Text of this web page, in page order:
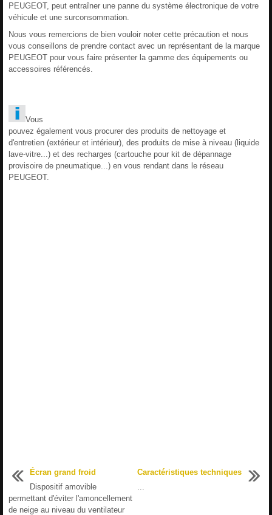
PEUGEOT, peut entraîner une panne du système électronique de votre
véhicule et une surconsommation.
Nous vous remercions de bien vouloir noter cette précaution et nous
vous conseillons de prendre contact avec un représentant de la marque
PEUGEOT pour vous faire présenter la gamme des équipements ou
accessoires référencés.
Vous
pouvez également vous procurer des produits de nettoyage et
d'entretien (extérieur et intérieur), des produits de mise à niveau (liquide
lave-vitre...) et des recharges (cartouche pour kit de dépannage
provisoire de pneumatique...) en vous rendant dans le réseau
PEUGEOT.
Écran grand froid
Dispositif amovible
permettant d'éviter l'amoncellement
de neige au niveau du ventilateur
Caractéristiques techniques